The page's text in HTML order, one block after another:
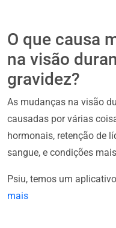
O que causa
na visão
gravidez?
As mudanças na visão
causadas por várias
hormonais, retenção de
sangue, e condições
Psiu, temos um
mais